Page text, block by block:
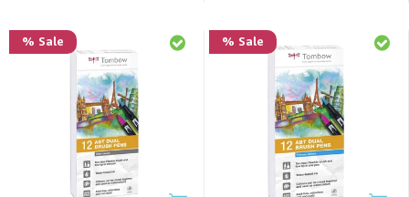
% Sale % Sale